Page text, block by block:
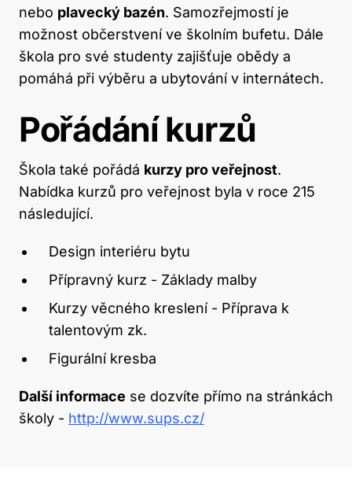
nebo plavecký bazén. Samozřejmostí je
možnost občerstvení ve školním bufetu. Dále
škola pro své studenty zajišťuje obědy a
pomáhá při výběru a ubytování v internátech.
Pořádání kurzů
Škola také pořádá kurzy pro veřejnost.
Nabídka kurzů pro veřejnost byla v roce 215
následující.
Design interiéru bytu
Přípravný kurz - Základy malby
Kurzy věcného kreslení - Příprava k
talentovým zk.
Figurální kresba
Další informace se dozvíte přímo na stránkách
školy - http://www.sups.cz/